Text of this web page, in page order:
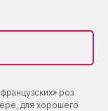
роз
для хорошего